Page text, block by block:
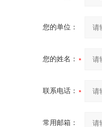
您的单位：
您的姓名：
联系电话：
常用邮箱：